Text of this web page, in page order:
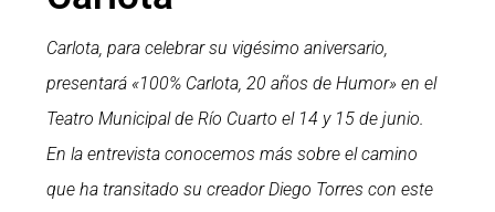
Carlota , para celebrar su vigésimo aniversario,
presentará «100% Carlota, 20 años de Humor» en el
Teatro Municipal de Río Cuarto el 14 y 15 de junio.
En la entrevista conocemos más sobre el camino
que ha transitado su creador Diego Torres con este